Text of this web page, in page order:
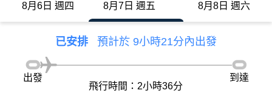
8月6日 週四 8月7日 週五 8月8日 週六
已安排 預計於 9小時21分內出發
出發
飛行時間：2小時36分
到達